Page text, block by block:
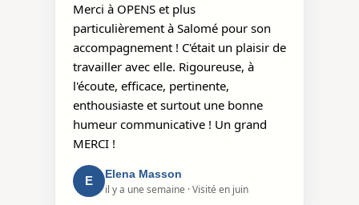
Merci à OPENS et plus
particulièrement à Salomé pour son
accompagnement ! C'était un plaisir de
travailler avec elle. Rigoureuse, à
l'écoute, efficace, pertinente,
enthousiaste et surtout une bonne
humeur communicative ! Un grand
MERCI !
E
Elena Masson
il y a une semaine · Visité en juin